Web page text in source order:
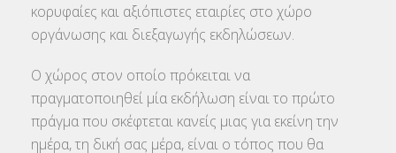
κορυφαίες και αξιόπιστες εταιρίες στο χώρο
οργάνωσης και διεξαγωγής εκδηλώσεων.
Ο χώρος στον οποίο πρόκειται να
πραγματοποιηθεί μία εκδήλωση είναι το πρώτο
πράγμα που σκέφτεται κανείς μιας για εκείνη την
ημέρα, τη δική σας μέρα, είναι ο τόπος που θα